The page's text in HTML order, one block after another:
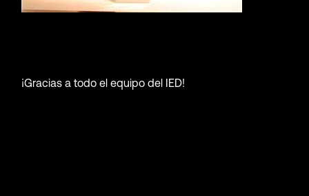
¡Gracias a todo el equipo del IED!